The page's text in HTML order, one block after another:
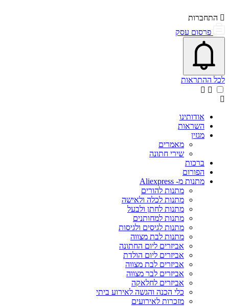
התחברות
פרסום עסק
פתיחת\סגירת מרכז התראות
אייקון פעמון
לכל ההתראות
אודותינו
השראות
מגזין
מאמרים
שירי חתונה
ברכות
הפורום
מתנות מ- Aliexpress
מתנות להורים
מתנות לכלה ולאישה
מתנות לחתן ולבעל
מתנות למחותנים
מתנות לגיסים ולגיסות
מתנות לבת מצווה
אביזרים ליום החתונה
אביזרים ליום הולדת
אביזרים לבת מצווה
אביזרים לבר מצווה
אביזרים לחלאקה
כלי הכנה והגשה לאירוע ביתי
מזכרות לאירועים